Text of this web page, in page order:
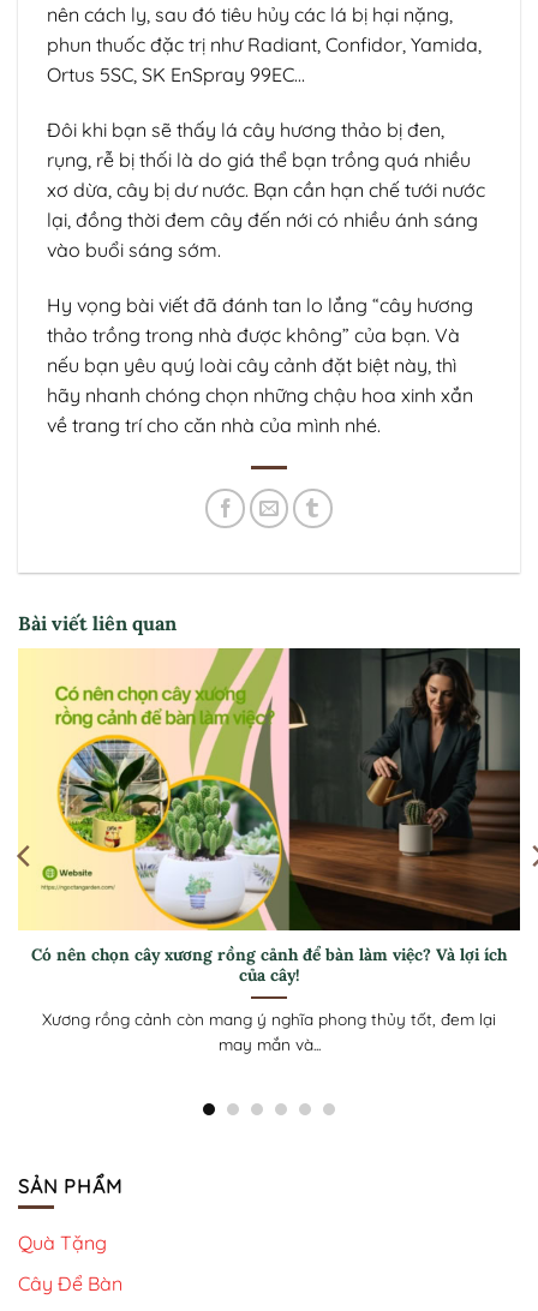
nên cách ly, sau đó tiêu hủy các lá bị hại nặng,
phun thuốc đặc trị như Radiant, Confidor, Yamida,
Ortus 5SC, SK EnSpray 99EC…
Đôi khi bạn sẽ thấy lá cây hương thảo bị đen,
rụng, rễ bị thối là do giá thể bạn trồng quá nhiều
xơ dừa, cây bị dư nước. Bạn cần hạn chế tưới nước
lại, đồng thời đem cây đến nới có nhiều ánh sáng
vào buổi sáng sớm.
Hy vọng bài viết đã đánh tan lo lắng “cây hương
thảo trồng trong nhà được không” của bạn. Và
nếu bạn yêu quý loài cây cảnh đặt biệt này, thì
hãy nhanh chóng chọn những chậu hoa xinh xắn
về trang trí cho căn nhà của mình nhé.
Bài viết liên quan
Hướng dẫn cách trồng trầu bà – Giúp cây luôn xanh tốt, thu
hút tài lộc cho gia chủ
Trầu bà không chỉ là cây cảnh đẹp mà còn mang ý nghĩa
phong thủy,...
SẢN PHẨM
Quà Tặng
Cây Để Bàn